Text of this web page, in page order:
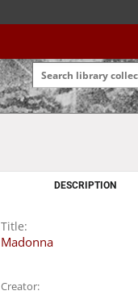
DESCRIPTION
Title:
Madonna
Creator: